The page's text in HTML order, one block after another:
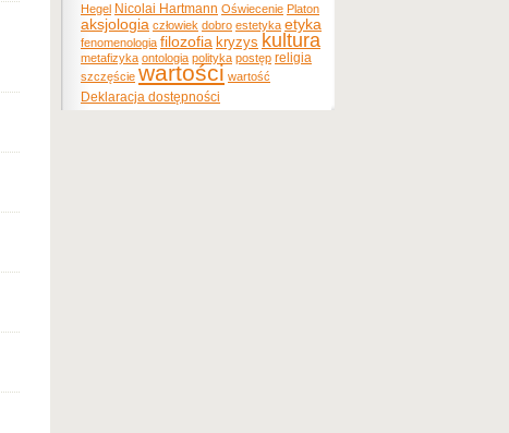
Hegel Nicolai Hartmann Oświecenie Platon
aksjologia człowiek dobro estetyka etyka
fenomenologia filozofia kryzys kultura
metafizyka ontologia polityka postęp religia
szczęście wartości wartość
Deklaracja dostępności